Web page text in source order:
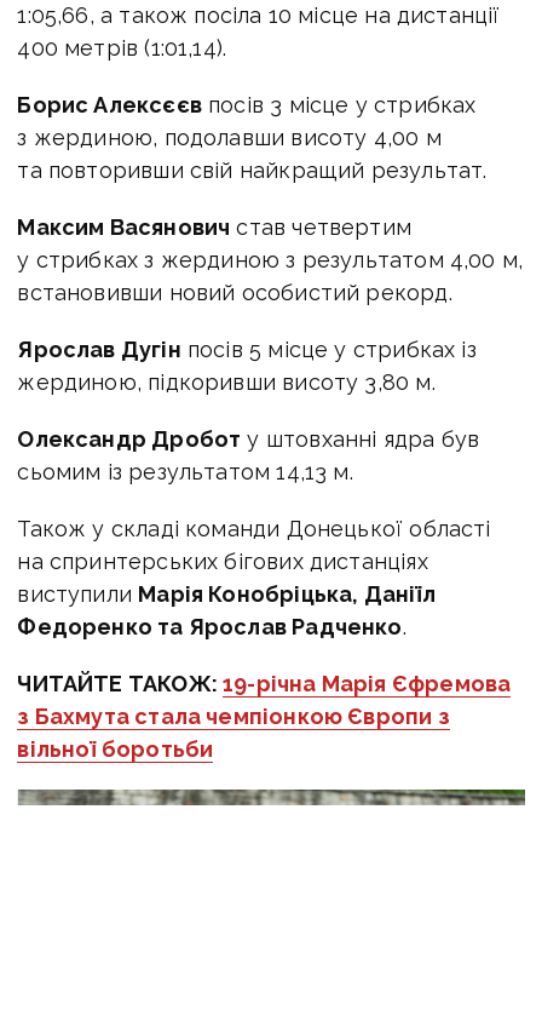
1:05,66, а також посіла 10 місце на дистанції
400 метрів (1:01,14).
Борис Алексєєвпосів 3 місце у стрибках
з жердиною, подолавши висоту 4,00 м
та повторивши свій найкращий результат.
Максим Васянович став четвертим
у стрибках з жердиною з результатом 4,00 м,
встановивши новий особистий рекорд.
Ярослав Дугін посів 5 місце у стрибках із
жердиною, підкоривши висоту 3,80 м.
Олександр Дробот у штовханні ядра був
сьомим із результатом 14,13 м.
Також у складі команди Донецької області
на спринтерських бігових дистанціях
виступили Марія Конобріцька, Даніїл
Федоренко та Ярослав Радченко.
ЧИТАЙТЕ ТАКОЖ:19-річна Марія Єфремова
з Бахмута стала чемпіонкою Європи з
вільної боротьби